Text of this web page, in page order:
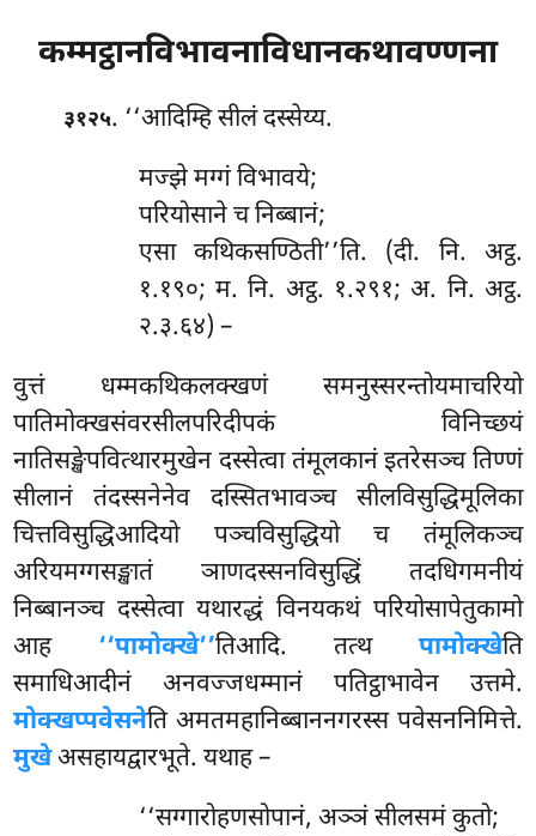
कम्मट्ठानविभावनाविधानकथावण्णना
३१२५. ‘‘आदिम्हि सीलं दस्सेय्य.
मज्झे मग्गं विभावये;
परियोसाने च निब्बानं;
एसा कथिकसण्ठिती’’ति. (दी. नि. अट्ठ.
१.१९०; म. नि. अट्ठ. १.२९१; अ. नि. अट्ठ.
२.३.६४) –
वुत्तं धम्मकथिकलक्खणं समनुस्सरन्तोयमाचरियो
पातिमोक्खसंवरसीलपरिदीपकं विनिच्छयं
नातिसङ्खेपवित्थारमुखेन दस्सेत्वा तंमूलकानं इतरेसञ्च तिण्णं
सीलानं तंदस्सनेनेव दस्सितभावञ्च सीलविसुद्धिमूलिका
चित्तविसुद्धिआदियो पञ्चविसुद्धियो च तंमूलिकञ्च
अरियमग्गसङ्खातं ञाणदस्सनविसुद्धिं तदधिगमनीयं
निब्बानञ्च दस्सेत्वा यथारद्धं विनयकथं परियोसापेतुकामो
आह ‘‘पामोक्खे’’तिआदि. तत्थ पामोक्खेति
समाधिआदीनं अनवज्जधम्मानं पतिट्ठाभावेन उत्तमे.
मोक्खप्पवेसनेति अमतमहानिब्बाननगरस्स पवेसननिमित्ते.
मुखेअसहायद्वारभूते. यथाह –
‘‘सग्गारोहणसोपानं, अञ्ञं सीलसमं कुतो;